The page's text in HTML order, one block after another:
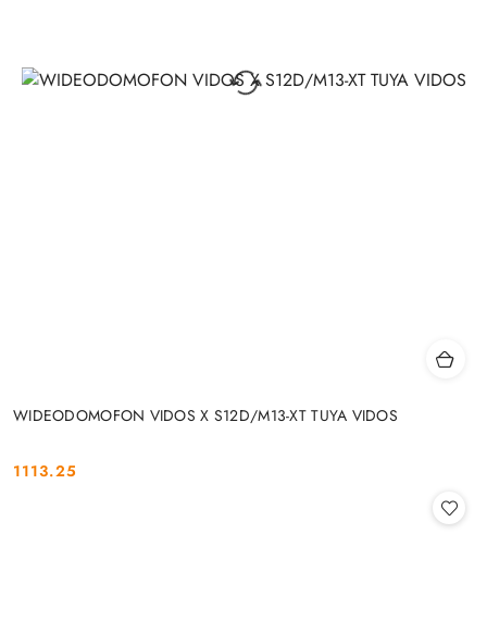
WIDEODOMOFON VIDOS X S12D/M13-XT TUYA VIDOS
Cena:
1113.25